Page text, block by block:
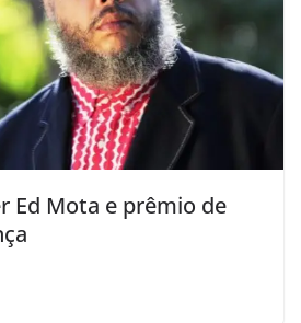
Ed Mota e prêmio de